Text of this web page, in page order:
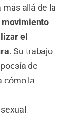
más allá de la
movimiento
el
. Su trabajo
de
cómo la